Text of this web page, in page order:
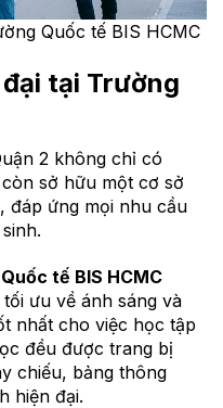
Quốc tế BIS HCMC
tại Trường
2 không chỉ có
sở hữu một cơ sở
đáp ứng mọi nhu cầu
tế BIS HCMC
ưu về ánh sáng và
nhất cho việc học tập
đều được trang bị
chiếu, bảng thông
hiện đại.